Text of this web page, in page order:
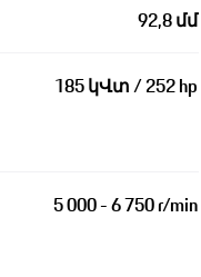
92,8 մմ
185 կՎտ / 252 hp
5 000 - 6 750 r/min